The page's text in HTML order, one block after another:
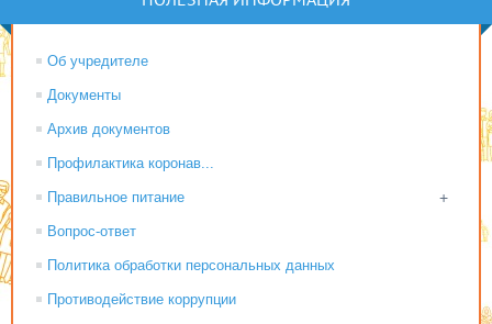
Об учредителе
Документы
Архив документов
Профилактика коронав...
+
Правильное питание
Вопрос-ответ
Политика обработки персональных данных
Противодействие коррупции